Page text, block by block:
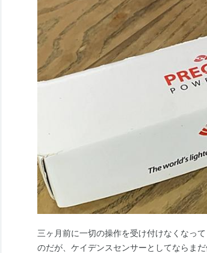
三ヶ月前に一切の操作を受け付けなくなっ
のだが、ケイデンスセンサーとしてならま